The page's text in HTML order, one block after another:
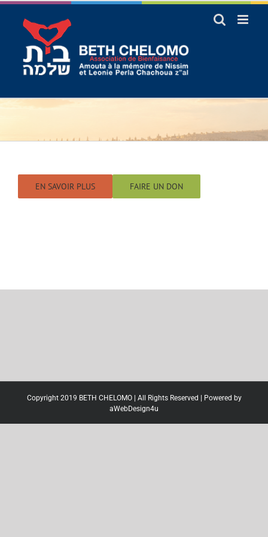
Passer
contenu
EN SAVOIR PLUS FAIRE UN DON
Copyright 2019 BETH CHELOMO | All Rights Reserved | Powered by
aWebDesign4u